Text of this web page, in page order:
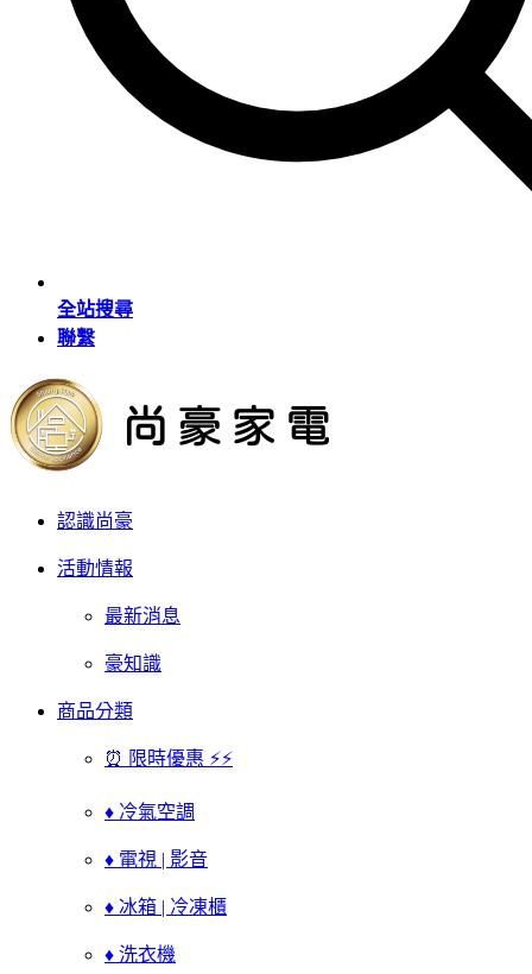
全站搜尋
聯繫
認識尚豪
活動情報
最新消息
豪知識
商品分類
⏰ 限時優惠 ⚡⚡
♦ 冷氣空調
♦ 電視 | 影音
♦ 冰箱 | 冷凍櫃
♦ 洗衣機